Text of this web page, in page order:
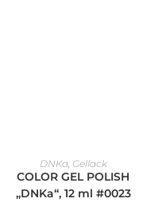
IN DEN WARENKORB
DNKa, Gellack
COLOR GEL POLISH
„DNKa“, 12 ml #0023